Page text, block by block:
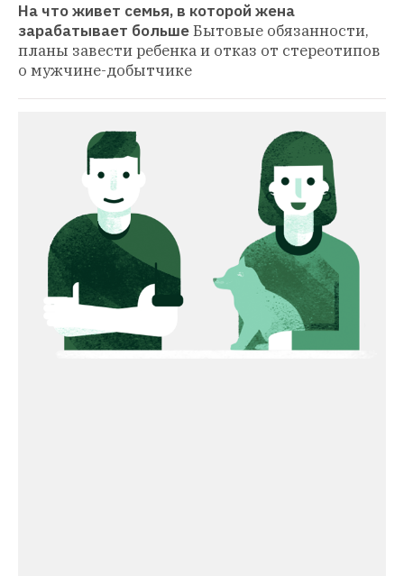
На что живет семья, в которой жена
зарабатывает большеБытовые обязанности,
планы завести ребенка и отказ от стереотипов
о мужчине-добытчике